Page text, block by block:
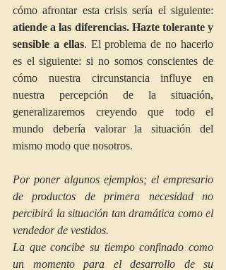
atiende a las diferencias. Hazte tolerante y
sensible a ellas. El problema de no hacerlo
es el siguiente: si no somos conscientes de
cómo nuestra circunstancia influye en
nuestra percepción de la situación,
generalizaremos creyendo que todo el
mundo debería valorar la situación del
mismo modo que nosotros.
Por poner algunos ejemplos; el empresario
de productos de primera necesidad no
percibirá la situación tan dramática como el
vendedor de vestidos.
La que concibe su tiempo confinado como
un momento para el desarrollo de su